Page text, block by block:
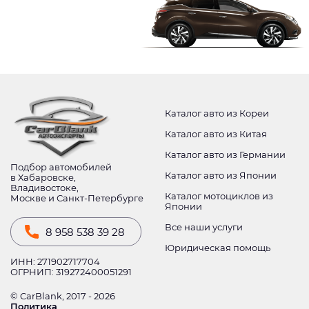
Подбор автомобилей
в Хабаровске,
Владивостоке,
Москве и Санкт-Петербурге
8 958 538 39 28
ИНН: 271902717704
ОГРНИП: 319272400051291
© CarBlank, 2017 - 2026
Политика
Каталог авто из Кореи
Каталог авто из Китая
Каталог авто из Германии
Каталог авто из Японии
Каталог мотоциклов из
Японии
Все наши услуги
Юридическая помощь